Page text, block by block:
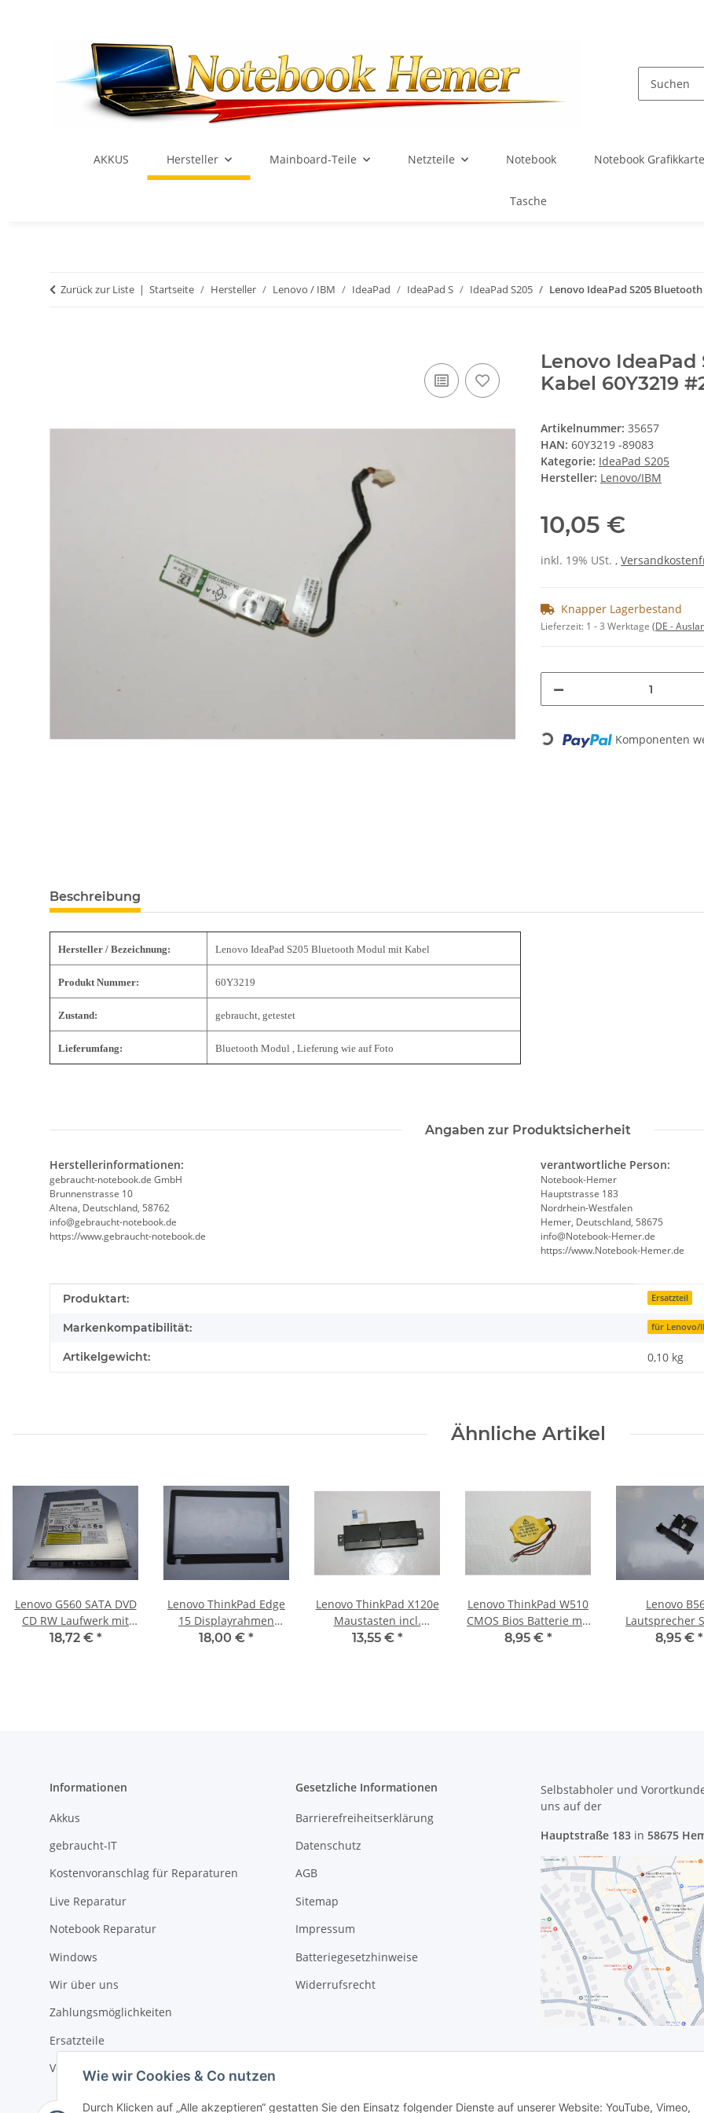
Wie wir Cookies & Co nutzen
Durch Klicken auf „Alle akzeptieren“ gestatten Sie den Einsatz folgender Dienste auf unserer Website: YouTube, Vimeo,
AKKUS Hersteller Mainboard-Teile Netzteile Notebook Notebook
Tasche
Zurück zur Liste Startseite Hersteller Lenovo / IBM IdeaPad IdeaPad S IdeaPad S205 Lenovo IdeaPad S205
Lenovo
Kabel 60Y3219
Artikelnummer: 35657
HAN: 60Y3219 -89083
Kategorie: IdeaPad S205
Hersteller: Lenovo/IBM
10,05 €
inkl. 19% USt. ,
Knapper Lagerbestand
Lieferzeit: 1 - 3 Werktage (DE -
Loading... Komponenten
Beschreibung
Hersteller / Bezeichnung: Lenovo IdeaPad S205 Bluetooth Modul mit Kabel
Produkt Nummer: 60Y3219
Zustand: gebraucht, getestet
Lieferumfang: Bluetooth Modul , Lieferung wie auf Foto
Angaben zur Produktsicherheit
Herstellerinformationen:
gebraucht-notebook.de GmbH
Brunnenstrasse 10
Altena, Deutschland, 58762
info@gebraucht-notebook.de
https://www.gebraucht-notebook.de
verantwortliche Person:
Notebook-Hemer
Hauptstrasse 183
Nordrhein-Westfalen
Hemer, Deutschland, 58675
info@Notebook-Hemer.de
https://www.Notebook-Hemer.de
Produkteigenschaft
Wert
Produktart: Ersatzteil
Markenkompatibilität: für Lenovo/
Artikelgewicht: 0,10 kg
Ähnliche Artikel
Lenovo G560 SATA DVD
CD RW Laufwerk mit
Blende 12,7mm UJ890
18,72 € *
Lenovo ThinkPad Edge
15 Displayrahmen
Blende 75Y4725 #3062
18,00 € *
Lenovo ThinkPad X120e
Maustasten incl.
Anschlusskabel QTFL3-
13,55 € *
Lenovo ThinkPad W510
CMOS Bios Batterie mit
Kabel 02K7078 #2703
8,95 € *
Lenovo
Lautsprecher
Speaker8,95 € *
Informationen
Akkus
gebraucht-IT
Kostenvoranschlag für Reparaturen
Live Reparatur
Notebook Reparatur
Windows
Wir über uns
Zahlungsmöglichkeiten
Ersatzteile
Versandinformationen
Gesetzliche Informationen
Barrierefreiheitserklärung
Datenschutz
AGB
Sitemap
Impressum
Batteriegesetzhinweise
Widerrufsrecht
Selbstabholer und
uns auf der
Hauptstraße 183 in 58675